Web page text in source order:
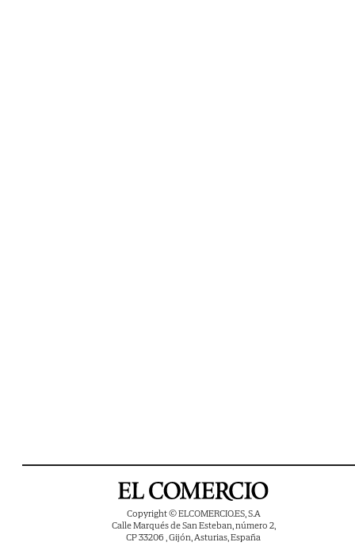
Copyright © ELCOMERCIO.ES, S.A
Calle Marqués de San Esteban, número 2,
CP 33206 , Gijón, Asturias, España